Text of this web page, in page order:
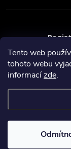
Tento web
tohoto webu
informacízde.
Copyright 2026
VRÁCENÍ 14 DNÍ